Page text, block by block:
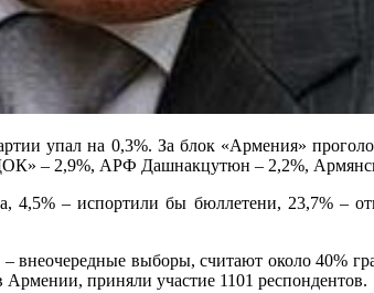
упал на 0,3%. За блок «Армения»
– 2,9%, АРФ Дашнакцутюн – 2,2%,
– испортили бы бюллетени, 23,7% –
выборы, считают около 40%
приняли участие 1101 респондентов.